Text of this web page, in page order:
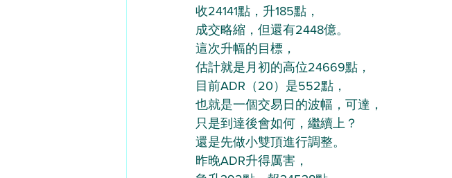
收24141點，升185點，
成交略縮，但還有2448億。
這次升幅的目標，
估計就是月初的高位24669點，
目前ADR（20）是552點，
也就是一個交易日的波幅，可達，
只是到達後會如何，繼續上？
還是先做小雙頂進行調整。
昨晚ADR升得厲害，